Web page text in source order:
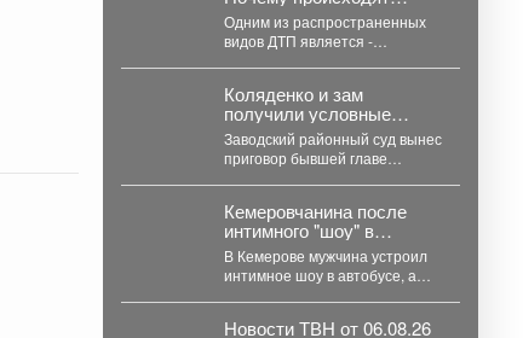
столкновения и как их
избежать?
Одним из распространенных
видов ДТП является -
путь?...
Коляденко и зам
получили условные
сроки по делу о
строительных
махинациях
Заводский районный суд вынес
приговор бывшей главе
Татьяне...
Кемеровчанина после
интимного "шоу" в
автобусе нашли в
фонтане
В Кемерове мужчина устроил
интимное шоу в автобусе, а
Новости ТВН от 06.08.26